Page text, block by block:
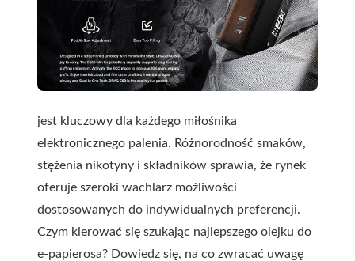
jest kluczowy dla każdego miłośnika
elektronicznego palenia. Różnorodność smaków,
stężenia nikotyny i składników sprawia, że rynek
oferuje szeroki wachlarz możliwości
dostosowanych do indywidualnych preferencji.
Czym kierować się szukając najlepszego olejku do
e-papierosa? Dowiedz się, na co zwracać uwagę